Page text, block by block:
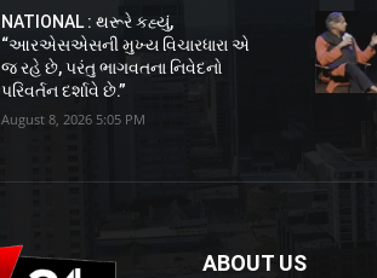
NATIONAL : થરૂરે કહ્યું,
“આરએસએસની મુખ્ય વિચારધારા એ
જ રહે છે, પરંતુ ભાગવતના નિવેદનો
પરિવર્તન દર્શાવે છે.”
August 8, 2026 5:05 PM
ABOUT US